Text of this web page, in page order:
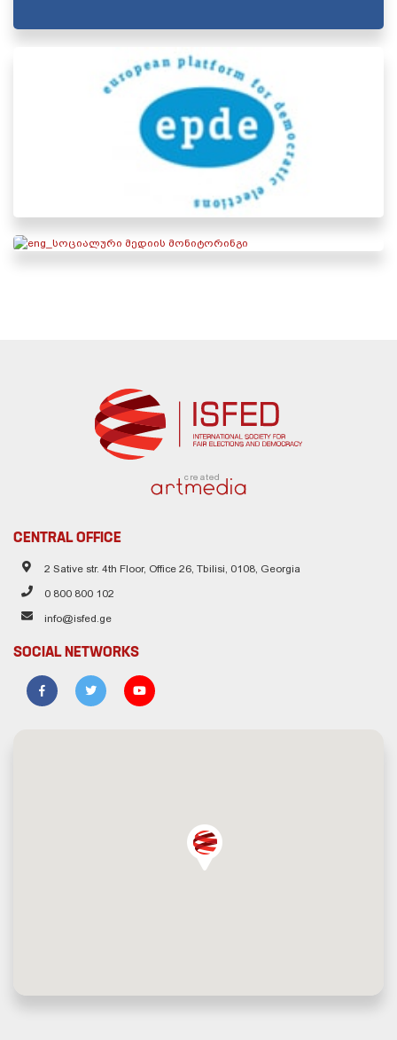
created
CENTRAL OFFICE
2 Sative str. 4th Floor, Office 26, Tbilisi, 0108, Georgia
0 800 800 102
info@isfed.ge
SOCIAL NETWORKS